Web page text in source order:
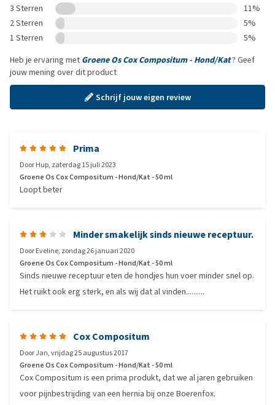
3 Sterren
11%
2 Sterren
5%
1 Sterren
5%
Heb je ervaring met Groene Os Cox Compositum - Hond/Kat? Geef
jouw mening over dit product
Schrijf jouw eigen review
Prima
DoorHup, zaterdag 15 juli 2023
Groene Os Cox Compositum - Hond/Kat - 50 ml
Loopt beter
Minder smakelijk sinds nieuwe receptuur.
DoorEveline, zondag 26 januari 2020
Groene Os Cox Compositum - Hond/Kat - 50 ml
Sinds nieuwe receptuur eten de hondjes hun voer minder snel op.
Het ruikt ook erg sterk, en als wij dat al vinden..........
Cox Compositum
DoorJan,vrijdag 25 augustus 2017
Groene Os Cox Compositum - Hond/Kat - 50 ml
Cox Compositum is een prima produkt, dat we al jaren gebruiken
voor pijnbestrijding van een hernia bij onze Boerenfox.